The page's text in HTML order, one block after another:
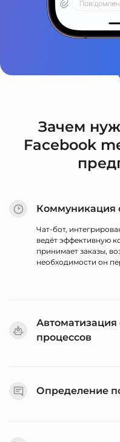
Зачем
Facebook
Коммуникация
Чат-бот,
ведёт эффективную
принимает заказы,
необходимости он
Автоматизация
процессов
и продуктами через
быструю связь
Определение